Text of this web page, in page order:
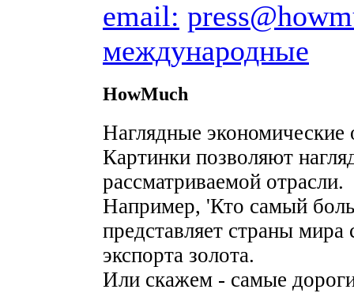
email:
международные
HowMuch
Наглядные экономические
Картинки позволяют
рассматриваемой отрасли.
Например, 'Кто самый
представляет страны мира
экспорта золота.
Или скажем - самые